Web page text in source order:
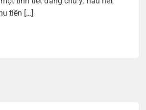
tiền […]